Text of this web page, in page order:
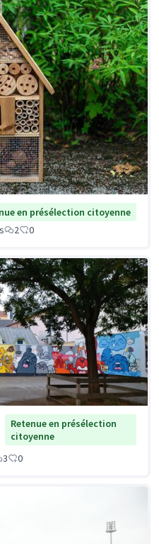
en présélection citoyenne
2 0
Retenue en présélection
citoyenne
3 0